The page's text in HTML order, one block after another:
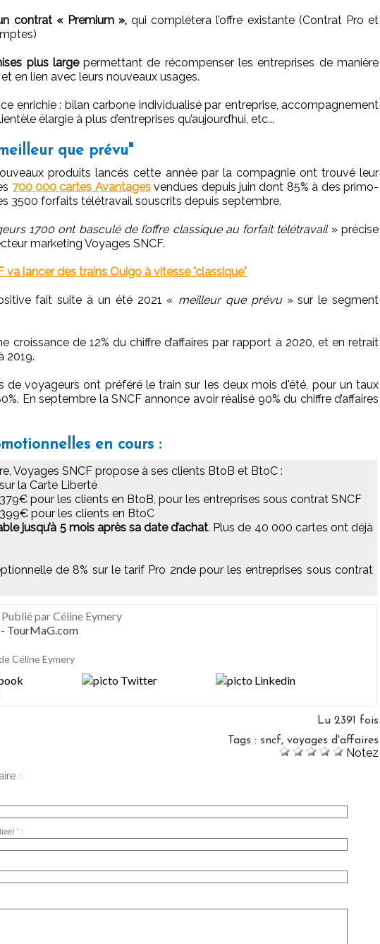
contrat « Premium », qui complétera l’offre existante (Contrat Pro et
plus largepermettant de récompenser les entreprises de manière
en lien avec leurs nouveaux usages.
enrichie : bilan carbone individualisé par entreprise, accompagnement
élargie à plus d’entreprises qu’aujourd’hui, etc...
que prévu"
produits lancés cette année par la compagnie ont trouvé leur
700 000 cartes Avantagesvendues depuis juin dont 85% à des primo-
3500 forfaits télétravail souscrits depuis septembre.
1700 ont basculé de l’offre classique au forfait télétravail» précise
marketing Voyages SNCF.
va lancer des trains Ouigo à vitesse "classique"
fait suite à un été 2021 « meilleur que prévu» sur le segment
croissance de 12% du chiffre d’affaires par rapport à 2020, et en retrait
2019.
de voyageurs ont préféré le train sur les deux mois d'été, pour un taux
En septembre la SNCF annonce avoir réalisé 90% du chiffre d’affaires
en cours :
Voyages SNCF propose à ses clients BtoB et BtoC :
la Carte Liberté
pour les clients en BtoB, pour les entreprises sous contrat SNCF
pour les clients en BtoC
jusqu’à 5 mois après sa date d’achat. Plus de 40 000 cartes ont déjà
de 8% sur le tarif Pro 2nde pour les entreprises sous contrat
Publié par Céline Eymery
TourMaG.com
Céline Eymery
Lu 2391 fois
Tags : sncf, voyages d'affaires
Notez
:
* :